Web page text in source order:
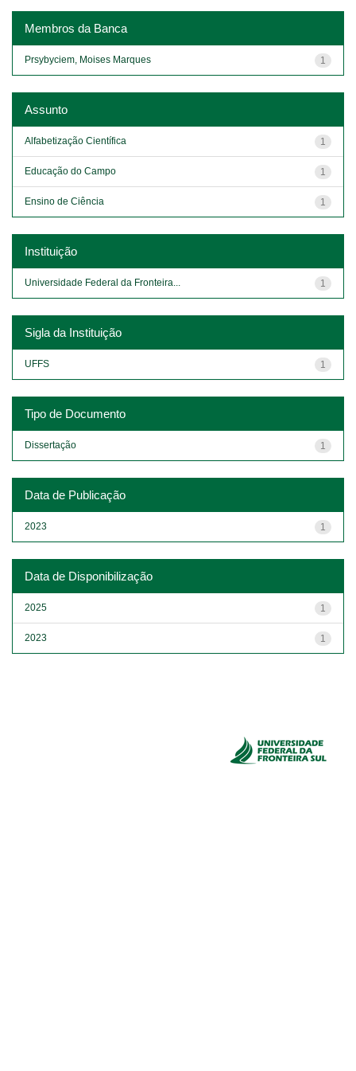
Membros da Banca
1
Prsybyciem, Moises Marques
Assunto
1
Alfabetização Científica
1
Educação do Campo
1
Ensino de Ciência
Instituição
1
Universidade Federal da Fronteira...
Sigla da Instituição
1
UFFS
Tipo de Documento
1
Dissertação
Data de Publicação
1
2023
Data de Disponibilização
1
2025
1
2023